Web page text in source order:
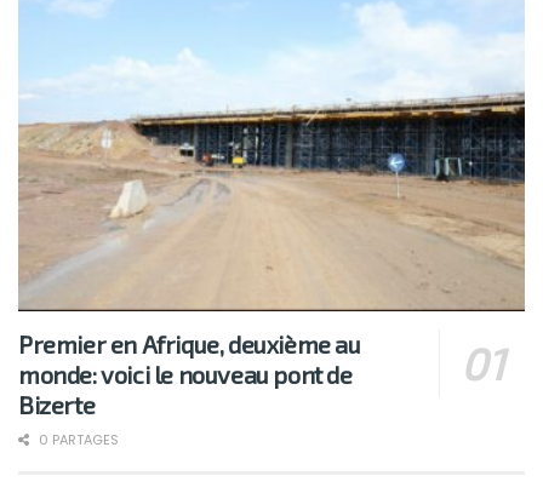
Premier en Afrique, deuxième au
monde: voici le nouveau pont de
Bizerte
0 PARTAGES